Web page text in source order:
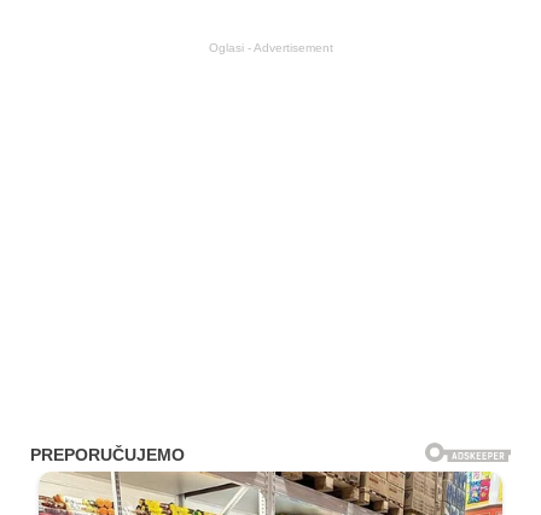
Oglasi - Advertisement